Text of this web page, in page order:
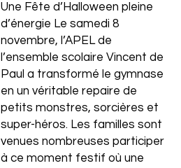
Une Fête d’Halloween pleine
d’énergie Le samedi 8
novembre, l’APEL de
l’ensemble scolaire Vincent de
Paul a transformé le gymnase
en un véritable repaire de
petits monstres, sorcières et
super-héros. Les familles sont
venues nombreuses participer
à ce moment festif où une